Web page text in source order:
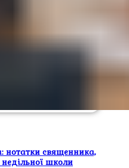
нотатки священника,
школи